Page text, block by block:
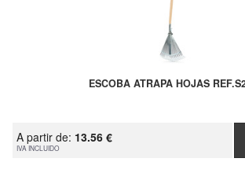
ESCOBA ATRAPA HOJAS
A partir de: 13.56 €
IVA INCLUIDO